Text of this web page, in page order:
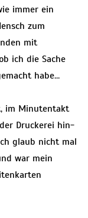
immer ein
zum
mit
ich die Sache
habe…
im Minutentakt
Druckerei hin-
glaub nicht mal
war mein